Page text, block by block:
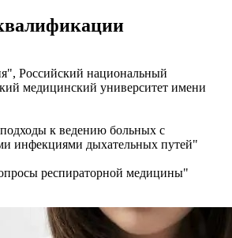
Российский национальный
медицинский университет имени
к ведению больных с
инфекциями дыхательных путей"
респираторной медицины"